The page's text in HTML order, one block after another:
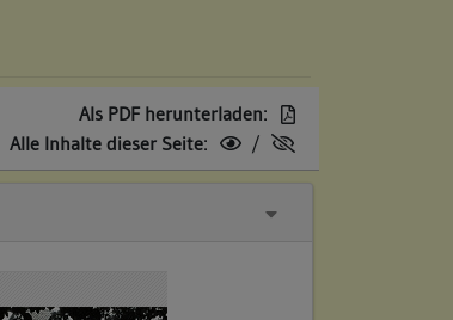
Als PDF herunterladen:
Alle Inhalte dieser Seite:
/